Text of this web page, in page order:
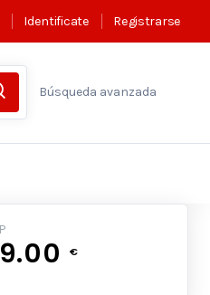
Identificate Registrarse
Búsqueda avanzada
€